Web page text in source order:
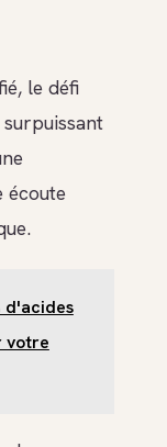
le défi
écoute
d'acides
votre